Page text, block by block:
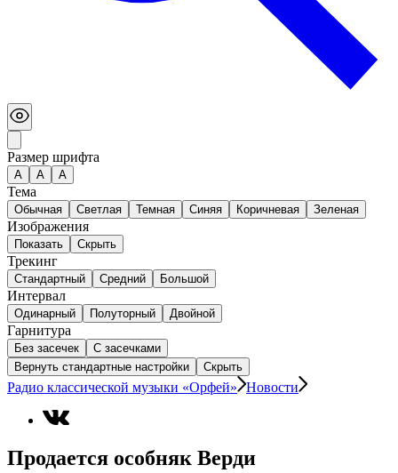
Размер шрифта
А A A
Тема
Обычная Светлая Темная Синяя Коричневая Зеленая
Изображения
Показать Скрыть
Трекинг
Стандартный Средний Большой
Интервал
Одинарный Полуторный Двойной
Гарнитура
Без засечек
С засечками
Вернуть стандартные настройки
Скрыть
Радио классической музыки «Орфей» Новости
Продается особняк Верди